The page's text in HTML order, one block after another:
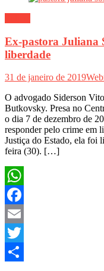
Ex-pastora Juliana
liberdade
31 de janeiro de 2019
O advogado Siderson
Butkovsky. Presa no
o dia 7 de dezembro de
responder pelo crime em
Justiça do Estado, ela foi
feira (30). […]
WhatsApp
Facebook
Email
Twitter